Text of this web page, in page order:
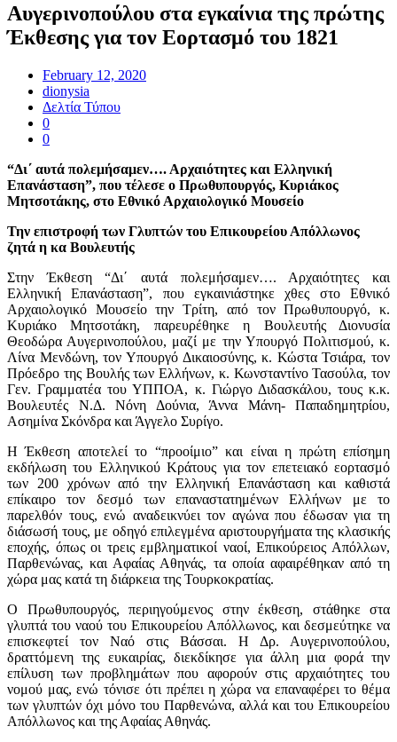
Αυγερινοπούλου στα εγκαίνια της πρώτης
Έκθεσης για τον Εορτασμό του 1821
February 12, 2020
dionysia
Δελτία Τύπου
0
0
“Δι΄ αυτά πολεμήσαμεν…. Αρχαιότητες και Ελληνική
Επανάσταση”, που τέλεσε ο Πρωθυπουργός, Κυριάκος
Μητσοτάκης, στο Εθνικό Αρχαιολογικό Μουσείο
Την επιστροφή των Γλυπτών του Επικουρείου Απόλλωνος
ζητά η κα Βουλευτής
Στην Έκθεση “Δι΄ αυτά πολεμήσαμεν…. Αρχαιότητες και
Ελληνική Επανάσταση”, που εγκαινιάστηκε χθες στο Εθνικό
Αρχαιολογικό Μουσείο την Τρίτη, από τον Πρωθυπουργό, κ.
Κυριάκο Μητσοτάκη, παρευρέθηκε η Βουλευτής Διονυσία
Θεοδώρα Αυγερινοπούλου, μαζί με την Υπουργό Πολιτισμού, κ.
Λίνα Μενδώνη, τον Υπουργό Δικαιοσύνης, κ. Κώστα Τσιάρα, τον
Πρόεδρο της Βουλής των Ελλήνων, κ. Κωνσταντίνο Τασούλα, τον
Γεν. Γραμματέα του ΥΠΠΟΑ, κ. Γιώργο Διδασκάλου, τους κ.κ.
Βουλευτές Ν.Δ. Νόνη Δούνια, Άννα Μάνη- Παπαδημητρίου,
Ασημίνα Σκόνδρα και Άγγελο Συρίγο.
Η Έκθεση αποτελεί το “προοίμιο” και είναι η πρώτη επίσημη
εκδήλωση του Ελληνικού Κράτους για τον επετειακό εορτασμό
των 200 χρόνων από την Ελληνική Επανάσταση και καθιστά
επίκαιρο τον δεσμό των επαναστατημένων Ελλήνων με το
παρελθόν τους, ενώ αναδεικνύει τον αγώνα που έδωσαν για τη
διάσωσή τους, με οδηγό επιλεγμένα αριστουργήματα της κλασικής
εποχής, όπως οι τρεις εμβληματικοί ναοί, Επικούρειος Απόλλων,
Παρθενώνας, και Αφαίας Αθηνάς, τα οποία αφαιρέθηκαν από τη
χώρα μας κατά τη διάρκεια της Τουρκοκρατίας.
Ο Πρωθυπουργός, περιηγούμενος στην έκθεση, στάθηκε στα
γλυπτά του ναού του Επικουρείου Απόλλωνος, και δεσμεύτηκε να
επισκεφτεί τον Ναό στις Βάσσαι. Η Δρ. Αυγερινοπούλου,
δραττόμενη της ευκαιρίας, διεκδίκησε για άλλη μια φορά την
επίλυση των προβλημάτων που αφορούν στις αρχαιότητες του
νομού μας, ενώ τόνισε ότι πρέπει η χώρα να επαναφέρει το θέμα
των γλυπτών όχι μόνο του Παρθενώνα, αλλά και του Επικουρείου
Απόλλωνος και της Αφαίας Αθηνάς.